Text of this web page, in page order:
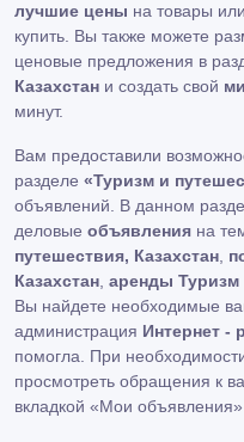
лучшие цены на товары
купить. Вы также можете
ценовые предложения в
Казахстан и создать свой
минут.
Вам предоставили
разделе «Туризм и
объявлений. В данном
деловые объявления на
путешествия, Казахстан,
Казахстан, аренды Туризм
Вы найдете необходимые
администрация Интернет -
помогла. При
просмотреть обращения к
вкладкой «Мои